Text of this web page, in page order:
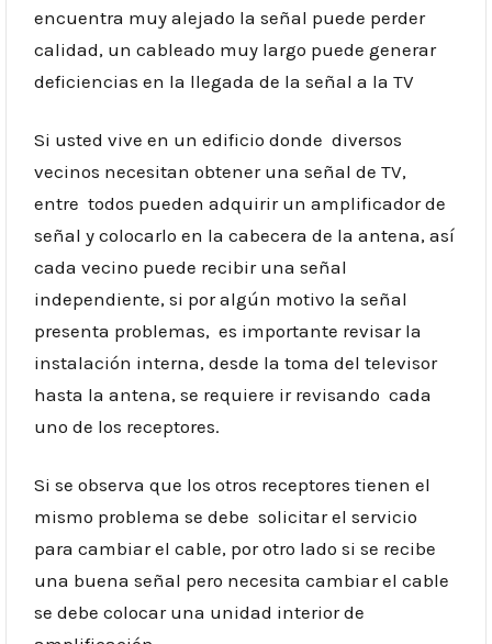
encuentra muy alejado la señal puede perder
calidad, un cableado muy largo puede generar
deficiencias en la llegada de la señal a la TV
Si usted vive en un edificio donde diversos
vecinos necesitan obtener una señal de TV,
entre todos pueden adquirir un amplificador de
señal y colocarlo en la cabecera de la antena, así
cada vecino puede recibir una señal
independiente, si por algún motivo la señal
presenta problemas, es importante revisar la
instalación interna, desde la toma del televisor
hasta la antena, se requiere ir revisando cada
uno de los receptores.
Si se observa que los otros receptores tienen el
mismo problema se debe solicitar el servicio
para cambiar el cable, por otro lado si se recibe
una buena señal pero necesita cambiar el cable
se debe colocar una unidad interior de